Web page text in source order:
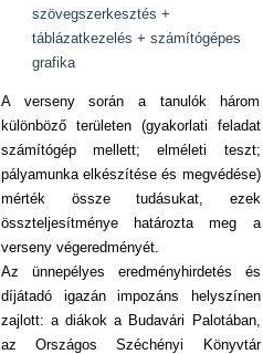
szövegszerkesztés +
táblázatkezelés + számítógépes
grafika
A verseny során a tanulók három
különböző területen (gyakorlati feladat
számítógép mellett; elméleti teszt;
pályamunka elkészítése és megvédése)
mérték össze tudásukat, ezek
összteljesítménye határozta meg a
verseny végeredményét.
Az ünnepélyes eredményhirdetés és
díjátadó igazán impozáns helyszínen
zajlott: a diákok a Budavári Palotában,
az Országos Széchényi Könyvtár